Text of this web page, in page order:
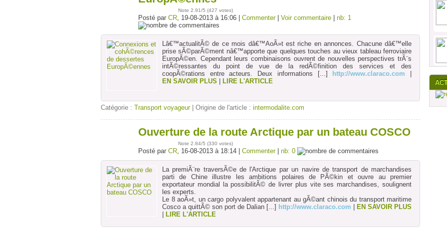
Note 2.91/5 (427 votes)
Posté par CR, 19-08-2013 à 16:06 | Commenter| Voir commentaire nb: 1
Lâ€™actualitÃ© de ce mois dâ€™AoÃ»t est riche en annonces. Chacune dâ€™elle
prise sÃ©parÃ©ment nâ€™apporte que quelques touches au vieux tableau ferroviaire
EuropÃ©en. Cependant leurs combinaisons ouvrent de nouvelles perspectives trÃ¨s
intÃ©ressantes du point de vue de la redÃ©finition des services et des
coopÃ©rations entre acteurs. Deux informations [...] http://www.claraco.com
EN SAVOIR PLUS
LIRE L'ARTICLE
Catégorie : Transport voyageur| Origine de l'article : intermodalite.com
Ouverture de la route Arctique par un bateau COSCO
Note 2.84/5 (330 votes)
Posté par CR, 16-08-2013 à 18:14 | Commenter| nb: 0
La premiÃ¨re traversÃ©e de l'Arctique par un navire de transport de marchandises
parti de Chine illustre les ambitions polaires de PÃ©kin et ouvre au premier
exportateur mondial la possibilitÃ© de livrer plus vite ses marchandises, soulignent
les experts.
Le 8 aoÃ»t, un cargo polyvalent appartenant au gÃ©ant chinois du transport maritime
Cosco a quittÃ© son port de Dalian [...] http://www.claraco.com
EN SAVOIR PLUS
LIRE L'ARTICLE